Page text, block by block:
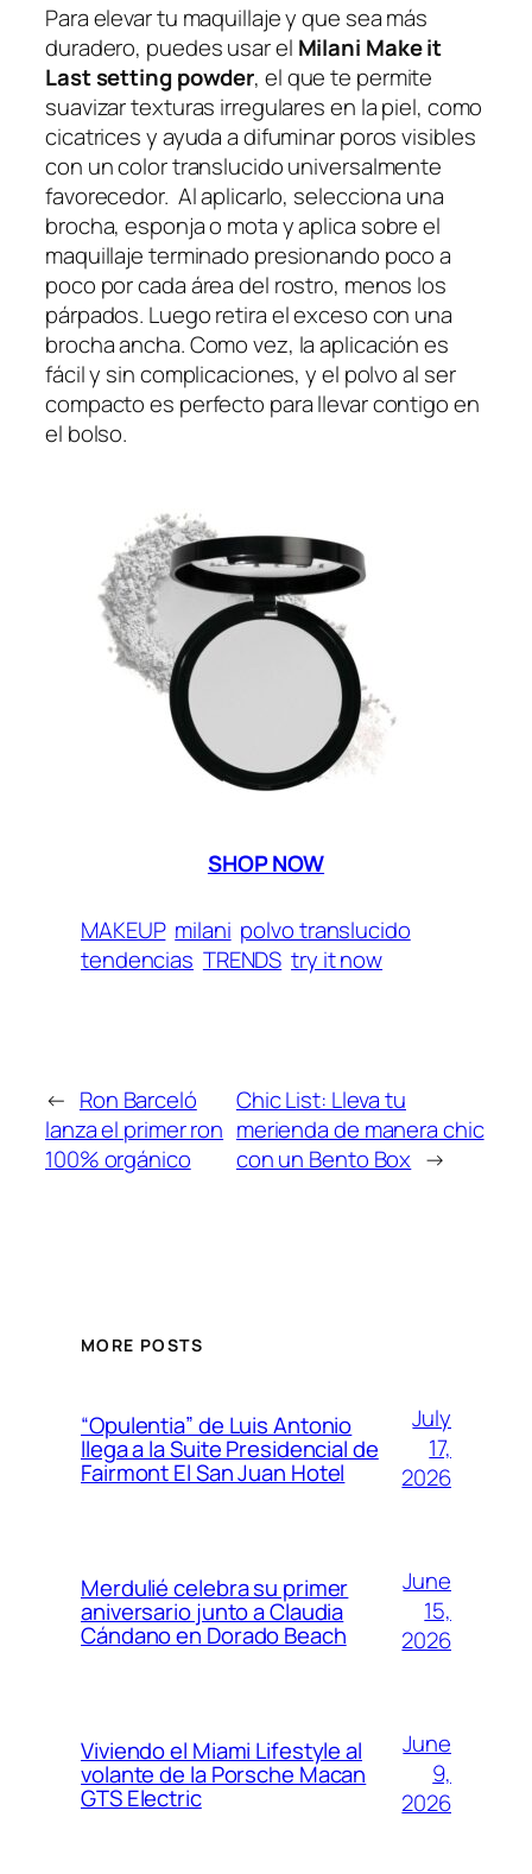
Para elevar tu maquillaje y que sea más
duradero, puedes usar el Milani Make it
Last setting powder, el que te permite
suavizar texturas irregulares en la piel, como
cicatrices y ayuda a difuminar poros visibles
con un color translucido universalmente
favorecedor. Al aplicarlo, selecciona una
brocha, esponja o mota y aplica sobre el
maquillaje terminado presionando poco a
poco por cada área del rostro, menos los
párpados. Luego retira el exceso con una
brocha ancha. Como vez, la aplicación es
fácil y sin complicaciones, y el polvo al ser
compacto es perfecto para llevar contigo en
el bolso.
SHOP NOW
MAKEUP milani polvo translucido
tendencias TRENDS try it now
← Ron Barceló
lanza el primer ron
100% orgánico
Chic List: Lleva tu
merienda de manera chic
con un Bento Box →
MORE POSTS
“Opulentia” de Luis Antonio
llega a la Suite Presidencial de
Fairmont El San Juan Hotel
July
17,
2026
Merdulié celebra su primer
aniversario junto a Claudia
Cándano en Dorado Beach
June
15,
2026
Viviendo el Miami Lifestyle al
volante de la Porsche Macan
GTS Electric
June
9,
2026